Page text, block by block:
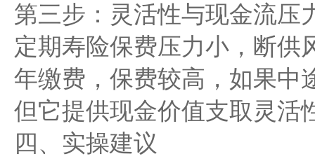
第三步：灵活性与现金流压
定期寿险保费压力小，断供
年缴费，保费较高，如果中
但它提供现金价值支取灵活
四、实操建议